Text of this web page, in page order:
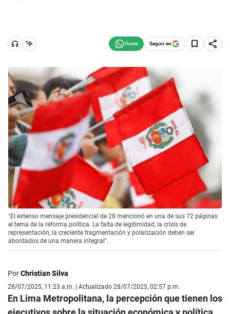
Seguir en
"El extenso mensaje presidencial de 28 mencionó en una de sus 72 páginas
el tema de la reforma política. La falta de legitimidad, la crisis de
representación, la creciente fragmentación y polarización deben ser
abordados de una manera integral".
PorChristian Silva
28/07/2025, 11:23 a.m. | Actualizado 28/07/2025, 02:57 p.m.
En Lima Metropolitana, la percepción que tienen los